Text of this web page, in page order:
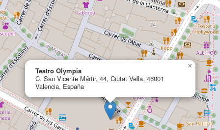
Teatro Olympia
C. San Vicente Mártir, 44, Ciutat Vella, 46001
Valencia, España
×